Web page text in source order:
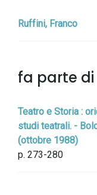
Ruffini, Franco
fa parte di
Teatro e Storia :
studi teatrali. -
(ottobre 1988)
p. 273-280